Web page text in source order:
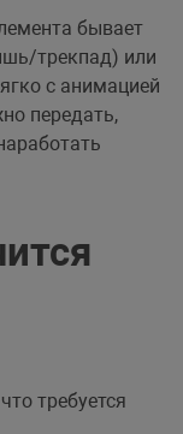
бывает
трекпад) или
с анимацией
передать,
требуется